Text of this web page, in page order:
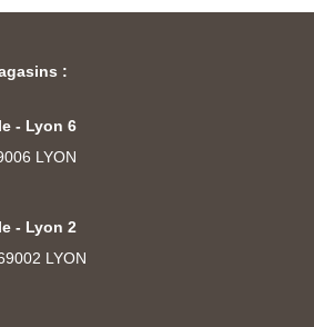
:
- Lyon 6
LYON
- Lyon 2
LYON